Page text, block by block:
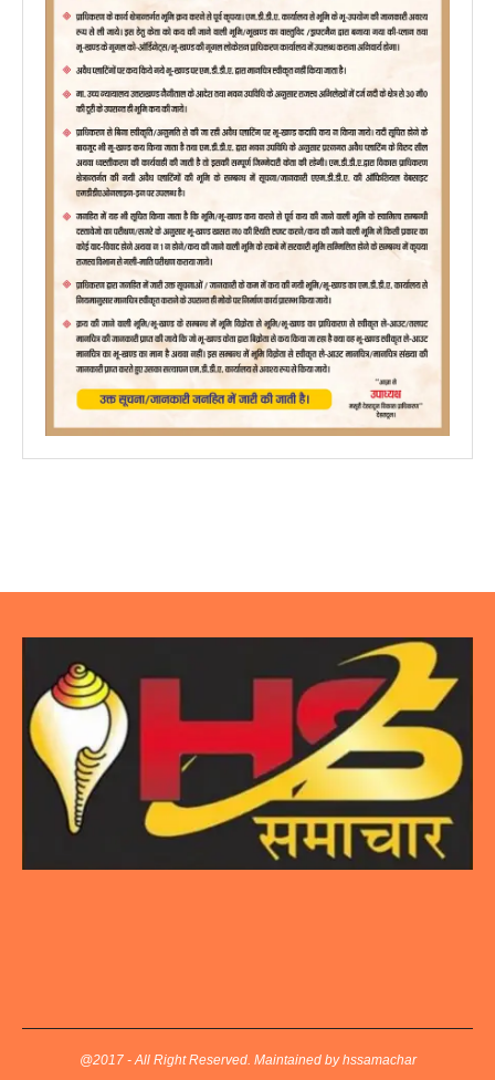
@2017 - All Right Reserved. Maintained by hssamachar